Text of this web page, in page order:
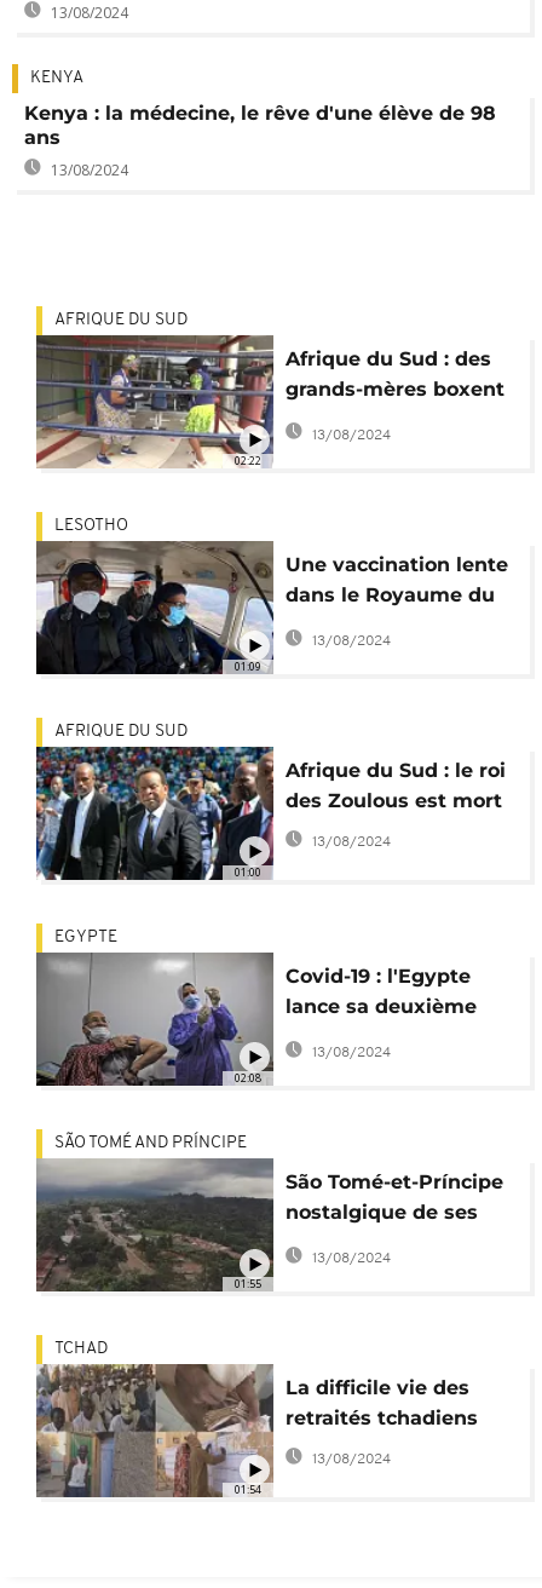
13/08/2024
KENYA
Kenya : la médecine, le rêve d'une élève de 98
ans
13/08/2024
02:22
AFRIQUE DU SUD
Afrique du Sud : des
grands-mères boxent
pour mieux vieillir
13/08/2024
01:09
LESOTHO
Une vaccination lente
dans le Royaume du
Lesotho
13/08/2024
01:00
AFRIQUE DU SUD
Afrique du Sud : le roi
des Zoulous est mort
13/08/2024
02:08
EGYPTE
Covid-19 : l'Egypte
lance sa deuxième
phase de vaccination
13/08/2024
01:55
SÃO TOMÉ AND PRÍNCIPE
São Tomé-et-Príncipe
nostalgique de ses
roças
13/08/2024
01:54
TCHAD
La difficile vie des
retraités tchadiens
13/08/2024